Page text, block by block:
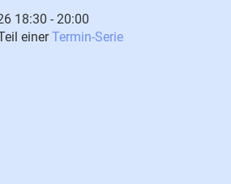
18:30 - 20:00
einerTermin-Serie